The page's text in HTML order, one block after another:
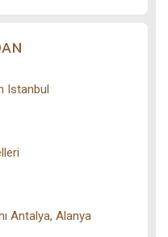
Istanbul
Antalya, Alanya